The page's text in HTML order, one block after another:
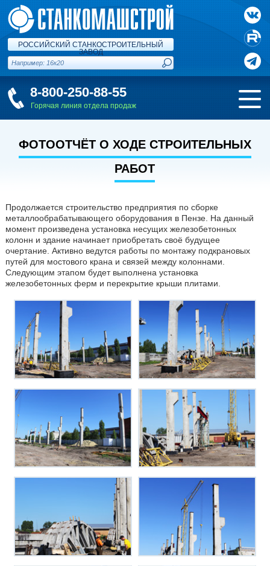
РОССИЙСКИЙ СТАНКОСТРОИТЕЛЬНЫЙ
ЗАВОД
8-800-250-88-55
Горячая линия отдела продаж
ФОТООТЧЁТ О ХОДЕ СТРОИТЕЛЬНЫХ
РАБОТ
Продолжается строительство предприятия по сборке
металлообрабатывающего оборудования в Пензе. На данный
момент произведена установка несущих железобетонных
колонн и здание начинает приобретать своё будущее
очертание. Активно ведутся работы по монтажу подкрановых
путей для мостового крана и связей между колоннами.
Следующим этапом будет выполнена установка
железобетонных ферм и перекрытие крыши плитами.